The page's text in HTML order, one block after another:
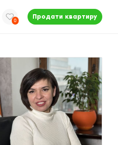
0
Продати квартиру